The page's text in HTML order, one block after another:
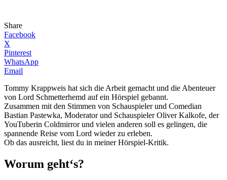
Share
Facebook
X
Pinterest
WhatsApp
Email
Tommy Krappweis hat sich die Arbeit gemacht und die Abenteuer
von Lord Schmetterhemd auf ein Hörspiel gebannt.
Zusammen mit den Stimmen von Schauspieler und Comedian
Bastian Pastewka, Moderator und Schauspieler Oliver Kalkofe, der
YouTuberin Coldmirror und vielen anderen soll es gelingen, die
spannende Reise vom Lord wieder zu erleben.
Ob das ausreicht, liest du in meiner Hörspiel-Kritik.
Worum geht‘s?